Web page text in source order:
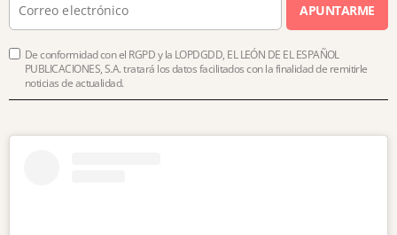
APUNTARME
De conformidad con el RGPD y la LOPDGDD, EL LEÓN DE EL ESPAÑOL
PUBLICACIONES, S.A. tratará los datos facilitados con la finalidad de remitirle
noticias de actualidad.